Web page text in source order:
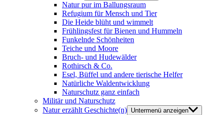
Natur pur im Ballungsraum
Refugium für Mensch und Tier
Die Heide blüht und wimmelt
Frühlingsfest für Bienen und Hummeln
Funkelnde Schönheiten
Teiche und Moore
Bruch- und Hudewälder
Rothirsch & Co.
Esel, Büffel und andere tierische Helfer
Natürliche Waldentwicklung
Naturschutz ganz einfach
Militär und Naturschutz
Natur erzählt Geschichte(n) Untermenü anzeigen